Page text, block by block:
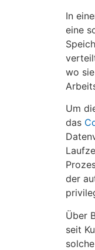
In
eine
wo
Um
das
der
Über
seit